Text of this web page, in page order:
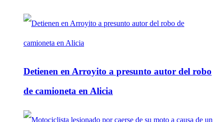
Detienen en Arroyito a presunto autor del robo
de camioneta en Alicia